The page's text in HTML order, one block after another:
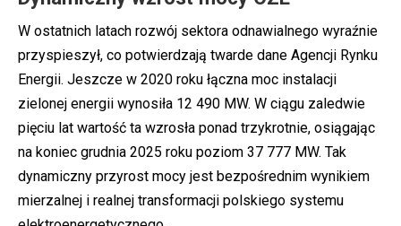
W ostatnich latach rozwój sektora odnawialnego wyraźnie
przyspieszył, co potwierdzają twarde dane Agencji Rynku
Energii. Jeszcze w 2020 roku łączna moc instalacji
zielonej energii wynosiła 12 490 MW. W ciągu zaledwie
pięciu lat wartość ta wzrosła ponad trzykrotnie, osiągając
na koniec grudnia 2025 roku poziom 37 777 MW. Tak
dynamiczny przyrost mocy jest bezpośrednim wynikiem
mierzalnej i realnej transformacji polskiego systemu